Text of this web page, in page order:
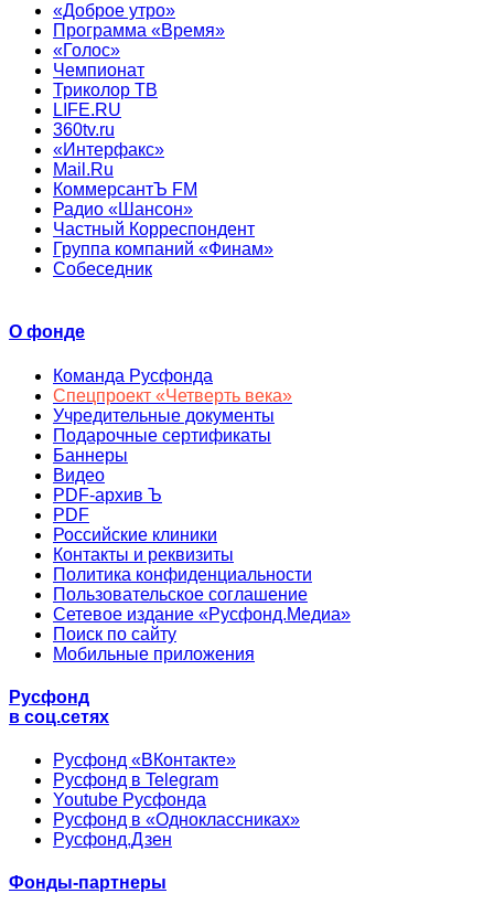
«Доброе утро»
Программа «Время»
«Голос»
Чемпионат
Триколор ТВ
LIFE.RU
360tv.ru
«Интерфакс»
Mail.Ru
КоммерсантЪ FM
Радио «Шансон»
Частный Корреспондент
Группа компаний «Финам»
Собеседник
О фонде
Команда Русфонда
Спецпроект «Четверть века»
Учредительные документы
Подарочные сертификаты
Баннеры
Видео
PDF-архив Ъ
PDF
Российские клиники
Контакты и реквизиты
Политика конфиденциальности
Пользовательское соглашение
Сетевое издание «Русфонд.Медиа»
Поиск по сайту
Мобильные приложения
Русфонд
в соц.сетях
Русфонд «ВКонтакте»
Русфонд в Telegram
Youtube Русфонда
Русфонд в «Одноклассниках»
Русфонд.Дзен
Фонды-партнеры